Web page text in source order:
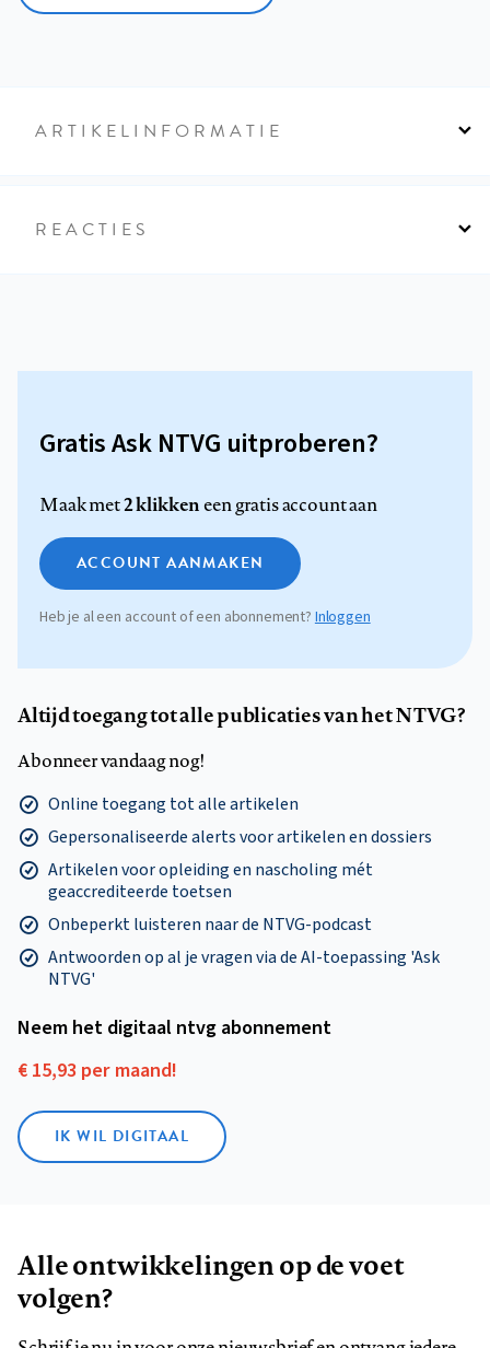
ARTIKELINFORMATIE
REACTIES
Gratis Ask NTVG uitproberen?
Maak met2 klikkeneen gratis account aan
ACCOUNT AANMAKEN
Heb je al een account of een abonnement?Inloggen
Altijd toegang tot alle publicaties van het NTVG?
Abonneer vandaag nog!
Online toegang tot alle artikelen
Gepersonaliseerde alerts voor artikelen en dossiers
Artikelen voor opleiding en nascholing mét
geaccrediteerde toetsen
Onbeperkt luisteren naar de NTVG-podcast
Antwoorden op al je vragen via de AI-toepassing 'Ask
NTVG'
Neem het digitaal ntvg abonnement
€ 15,93 per maand!
IK WIL DIGITAAL
Alle ontwikkelingen op de voet
volgen?